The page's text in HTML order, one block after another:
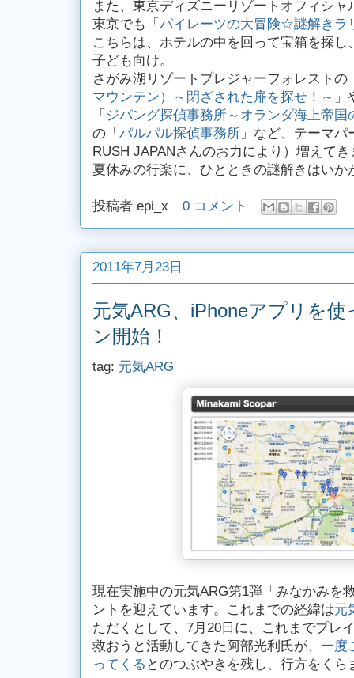
また、東京ディズニーリゾートオフィシ
東京でも「 パイレーツの大冒険☆謎解きラ
こちらは、ホテルの中を回って宝箱を探
子ども向け。
さがみ湖リゾートプレジャーフォレストの
マウンテン）～閉ざされた扉を探せ！～
「 ジパング探偵事務所～オランダ海上帝国
の「 パルパル探偵事務所 」など、テーマ
RUSH JAPANさんのお力により）増えて
夏休みの行楽に、ひとときの謎解きはいか
投稿者 epi_x 0 コメント
2011年7月23日
元気ARG、iPhoneアプリを
ン開始！
tag: 元気ARG
現在実施中の元気ARG第1弾「みなかみを
ントを迎えています。これまでの経緯は元
ただくとして、7月20日に、これまでプレ
救おうと活動してきた阿部光利氏が、 一度
ってくる とのつぶやきを残し、行方をく